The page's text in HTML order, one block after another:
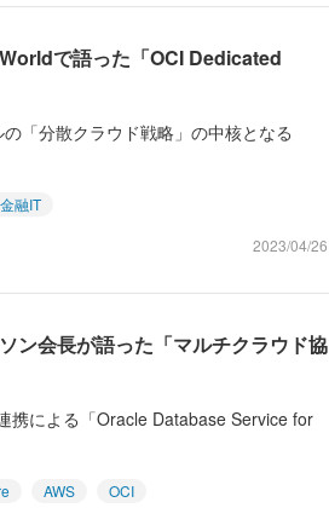
で語った「OCI Dedicated
「分散クラウド戦略」の中核となる
金融IT
2023/04/26
ン会長が語った「マルチクラウド協
による「Oracle Database Service for
AWS
OCI